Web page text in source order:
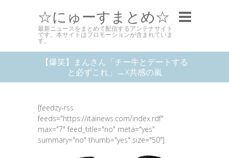
☆にゅーすまとめ☆
最新ニュースをまとめて配信するアンテナサイト
です。本サイトはプロモーションが含まれていま
す。
【爆笑】まんさん「チー牛とデートする
と必ずこれ」→X共感の嵐
[feedzy-rss
feeds="https://itainews.com/index.rdf"
max="7" feed_title="no" meta="yes"
summary="no" thumb="yes" size="50"]